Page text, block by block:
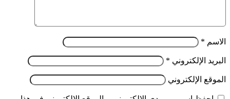
الاسم *
البريد الإلكتروني *
الموقع الإلكتروني